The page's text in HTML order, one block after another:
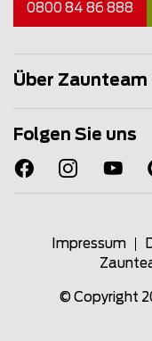
0800 84 86 888
Über Zaunteam
Folgen Sie uns
Impressum
© Copyright